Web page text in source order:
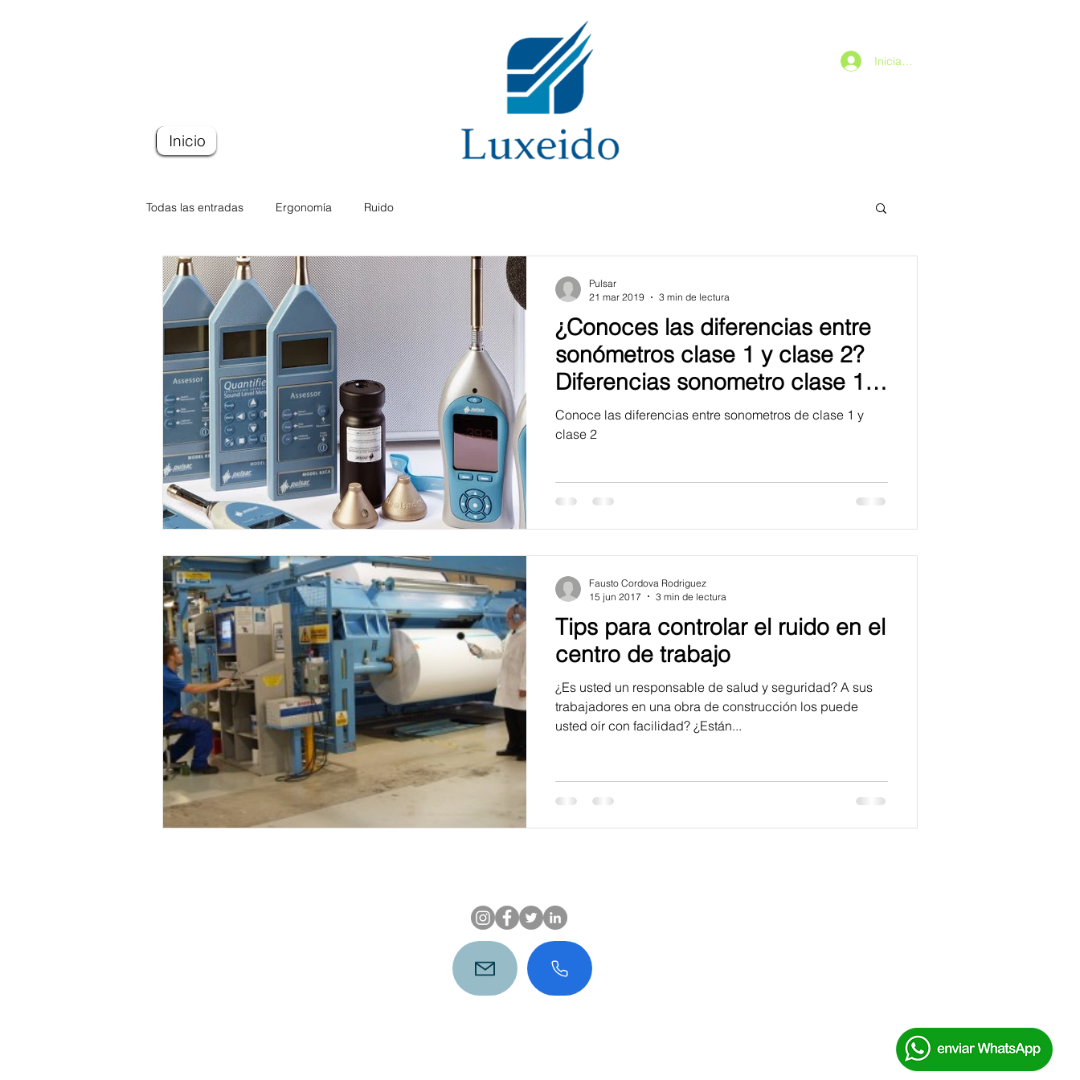
Inicio
Iniciar sesión
Todas las entradas Ergonomía Ruido
¿Conoces las diferencias entre
sonómetros clase 1 y clase 2?
Diferencias sonometro clase 1 y
2
Conoce las diferencias entre sonometros de clase 1 y
clase 2
Pulsar
21 mar 2019
3 min de lectura
Tips para controlar el ruido en el
centro de trabajo
​​¿Es usted un responsable de salud y seguridad? A sus
trabajadores en una obra de construcción los puede
usted oír con facilidad? ¿Están...
Fausto Cordova Rodriguez
15 jun 2017
3 min de lectura